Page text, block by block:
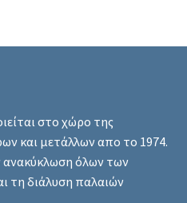
στο χώρο της
και μετάλλων απο το 1974.
ανακύκλωση όλων των
τη διάλυση παλαιών